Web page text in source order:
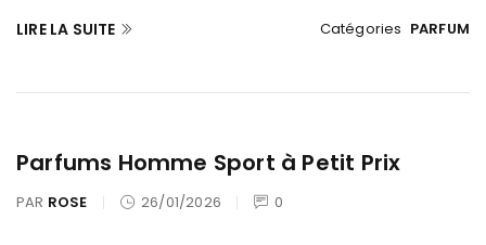
Catégories PARFUM
LIRE LA SUITE
Parfums Homme Sport à Petit Prix
PAR ROSE 26/01/2026 0